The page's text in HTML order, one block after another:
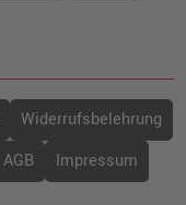
Widerrufsbelehrung
AGB Impressum